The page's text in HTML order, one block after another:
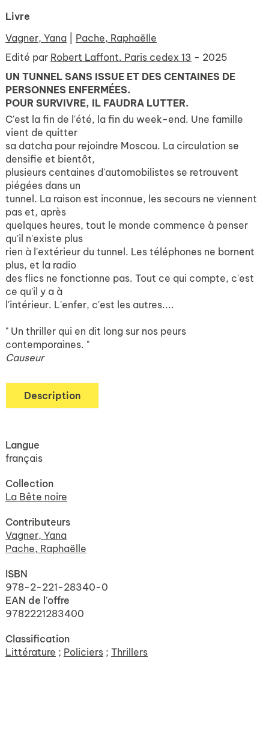
Livre
Vagner, Yana
Pache, Raphaëlle
Edité par Robert Laffont. Paris cedex 13 - 2025
UN TUNNEL SANS ISSUE ET DES CENTAINES DE
PERSONNES ENFERMÉES.
POUR SURVIVRE, IL FAUDRA LUTTER.
C'est la fin de l'été, la fin du week-end. Une famille
vient de quitter
sa datcha pour rejoindre Moscou. La circulation se
densifie et bientôt,
plusieurs centaines d'automobilistes se retrouvent
piégées dans un
tunnel. La raison est inconnue, les secours ne viennent
pas et, après
quelques heures, tout le monde commence à penser
qu'il n'existe plus
rien à l'extérieur du tunnel. Les téléphones ne bornent
plus, et la radio
des flics ne fonctionne pas. Tout ce qui compte, c'est
ce qu'il y a à
l'intérieur. L'enfer, c'est les autres....
" Un thriller qui en dit long sur nos peurs
contemporaines. "
Causeur
Description
Langue
français
Collection
La Bête noire
Contributeurs
Vagner, Yana
Pache, Raphaëlle
ISBN
978-2-221-28340-0
EAN de l'offre
9782221283400
Classification
Littérature ; Policiers ; Thrillers